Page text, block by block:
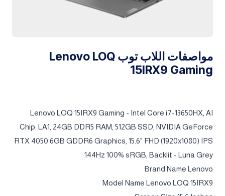
مواصفات اللاب توب Lenovo LOQ
15IRX9 Gaming
Lenovo LOQ 15IRX9 Gaming - Intel Core i7-13650HX, AI
Chip: LA1, 24GB DDR5 RAM, 512GB SSD, NVIDIA GeForce
RTX 4050 6GB GDDR6 Graphics, 15.6" FHD (1920x1080) IPS
144Hz 100% sRGB, Backlit - Luna Grey
Brand Name Lenovo
Model Name Lenovo LOQ 15IRX9